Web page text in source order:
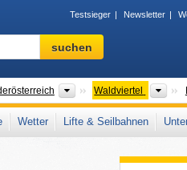
Testsieger Newsletter
Skigebiet,
Region,
…
suchen
Bundesländer
Waldviertel
Wetter Lifte & Seilbahnen